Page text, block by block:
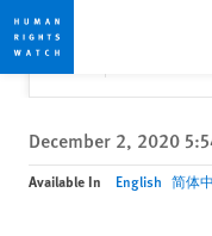
Skip
to
cookie
privacy
notice
Skip
to
main
content
Would you like to
Yes
✕
December 2, 2020
Available In English 简体